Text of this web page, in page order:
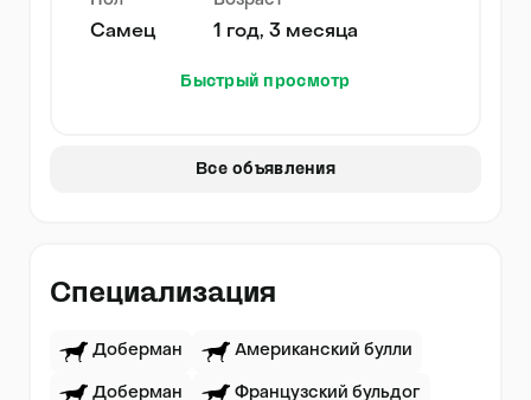
Самец 1 год, 3 месяца
Быстрый просмотр
Все объявления
Специализация
Доберман Американский булли
Доберман Французский бульдог